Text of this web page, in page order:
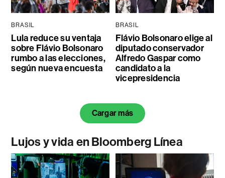
BRASIL
Lula reduce su ventaja
sobre Flávio Bolsonaro
rumbo a las elecciones,
según nueva encuesta
BRASIL
Flávio Bolsonaro elige al
diputado conservador
Alfredo Gaspar como
candidato a la
vicepresidencia
Cargar más
Lujos y vida en Bloomberg Línea